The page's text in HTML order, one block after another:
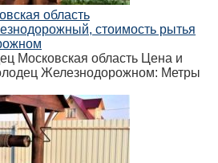
область
стоимость рытья
Московская область Цена и
Железнодорожном: Метры